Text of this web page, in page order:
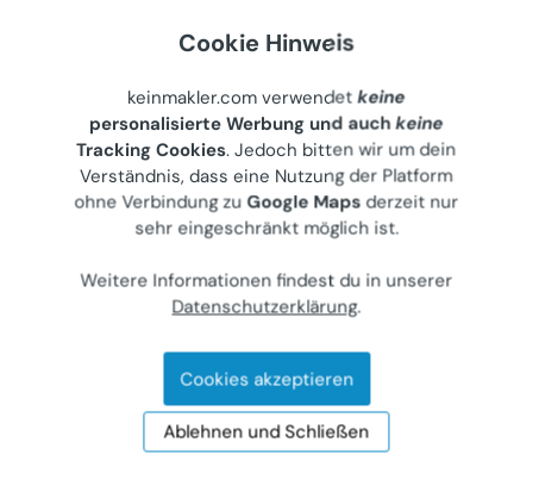
Wohnung 51m² plus Balkon in Bad
Tatzmannsdorf, Bj 1974, 1. Stock
Wohnung (Miete)
Bad Tatzmannsdorf, Jormannsdorfer Straße 38
2 Zimmer
Letzte Aktualisierung: 18.07.2026
Cookie Hinweis
keinmakler.com verwendetkeine
personalisierte Werbung und auchkeine
Tracking Cookies. Jedoch bitten wir um dein
Verständnis, dass eine Nutzung der Platform
ohne Verbindung zuGoogle Maps derzeit nur
sehr eingeschränkt möglich ist.
Weitere Informationen findest du in unserer
Datenschutzerklärung.
Cookies akzeptieren
Ablehnen und Schließen